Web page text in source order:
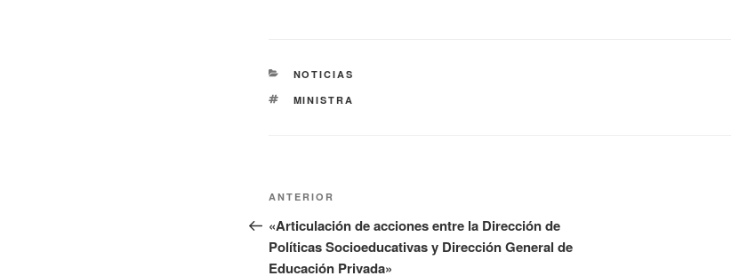
NOTICIAS
MINISTRA
ANTERIOR
«Articulación de acciones entre la Dirección de
Políticas Socioeducativas y Dirección General de
Educación Privada»